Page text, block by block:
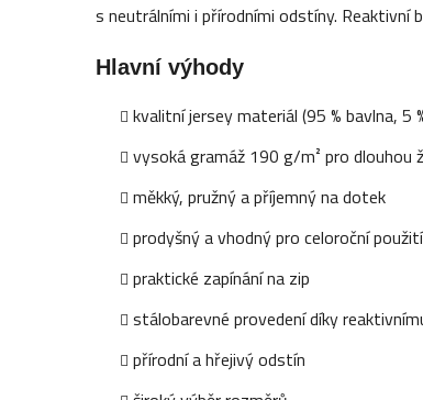
s neutrálními i přírodními odstíny. Reaktivní
Hlavní výhody
kvalitní jersey materiál (95 % bavlna, 5
vysoká gramáž 190 g/m² pro dlouhou
měkký, pružný a příjemný na dotek
prodyšný a vhodný pro celoroční použití
praktické zapínání na zip
stálobarevné provedení díky
přírodní a hřejivý odstín